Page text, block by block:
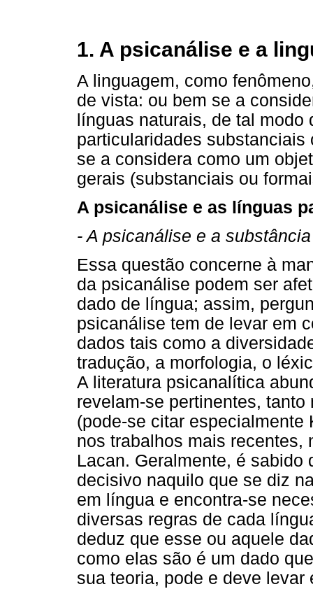
1. A psicanálise e a
A linguagem, como
de vista: ou bem se a
línguas naturais, de tal
particularidades
se a considera como um
gerais (substanciais ou
A psicanálise e as línguas
- A psicanálise e a
Essa questão concerne à
da psicanálise podem ser
dado de língua; assim,
psicanálise tem de levar em
dados tais como a
tradução, a morfologia, o
A literatura psicanalítica
revelam-se pertinentes,
(pode-se citar especialmente
nos trabalhos mais recentes,
Lacan. Geralmente, é
decisivo naquilo que se diz
em língua e encontra-se
diversas regras de cada
deduz que esse ou aquele
como elas são é um dado
sua teoria, pode e deve levar